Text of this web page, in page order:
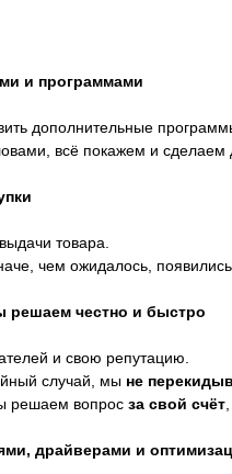
и программами
дополнительные
всё покажем и сделаем
товара.
чем ожидалось,
решаем честно и быстро
и свою репутацию.
случай, мы не
решаем вопрос за свой счёт
драйверами и